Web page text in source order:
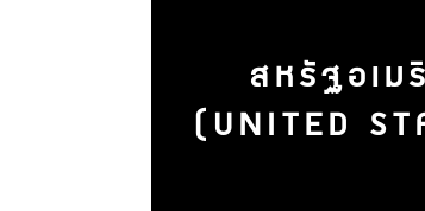
สหรัฐอเม
(UNITED